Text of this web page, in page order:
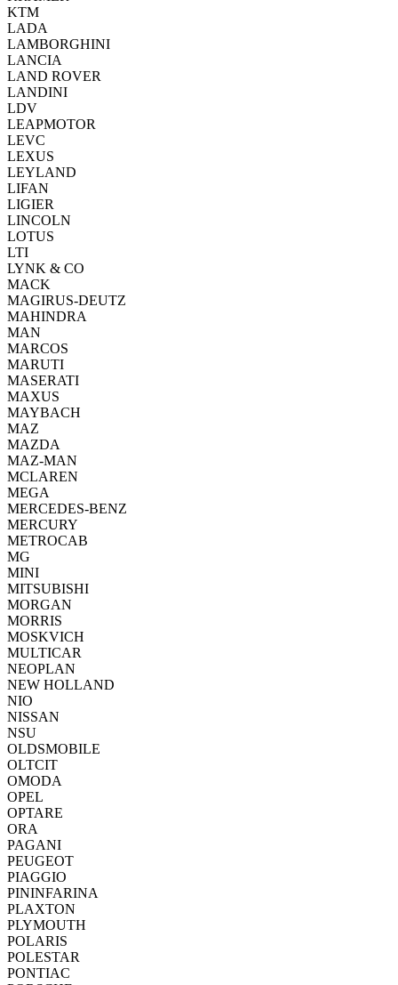
KTM
LADA
LAMBORGHINI
LANCIA
LAND ROVER
LANDINI
LDV
LEAPMOTOR
LEVC
LEXUS
LEYLAND
LIFAN
LIGIER
LINCOLN
LOTUS
LTI
LYNK & CO
MACK
MAGIRUS-DEUTZ
MAHINDRA
MAN
MARCOS
MARUTI
MASERATI
MAXUS
MAYBACH
MAZ
MAZDA
MAZ-MAN
MCLAREN
MEGA
MERCEDES-BENZ
MERCURY
METROCAB
MG
MINI
MITSUBISHI
MORGAN
MORRIS
MOSKVICH
MULTICAR
NEOPLAN
NEW HOLLAND
NIO
NISSAN
NSU
OLDSMOBILE
OLTCIT
OMODA
OPEL
OPTARE
ORA
PAGANI
PEUGEOT
PIAGGIO
PININFARINA
PLAXTON
PLYMOUTH
POLARIS
POLESTAR
PONTIAC